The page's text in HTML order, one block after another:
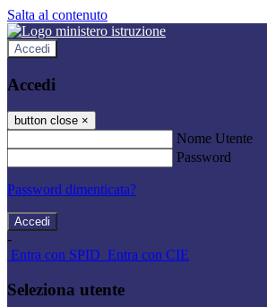
Salta al contenuto
Accedi
Accedi
button close ×
Nome Utente
Password
Password dimenticata?
-
Entra con SPID Entra con CIE
Seleziona utente